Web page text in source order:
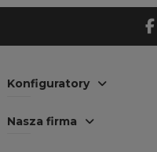
Konfiguratory
Nasza firma